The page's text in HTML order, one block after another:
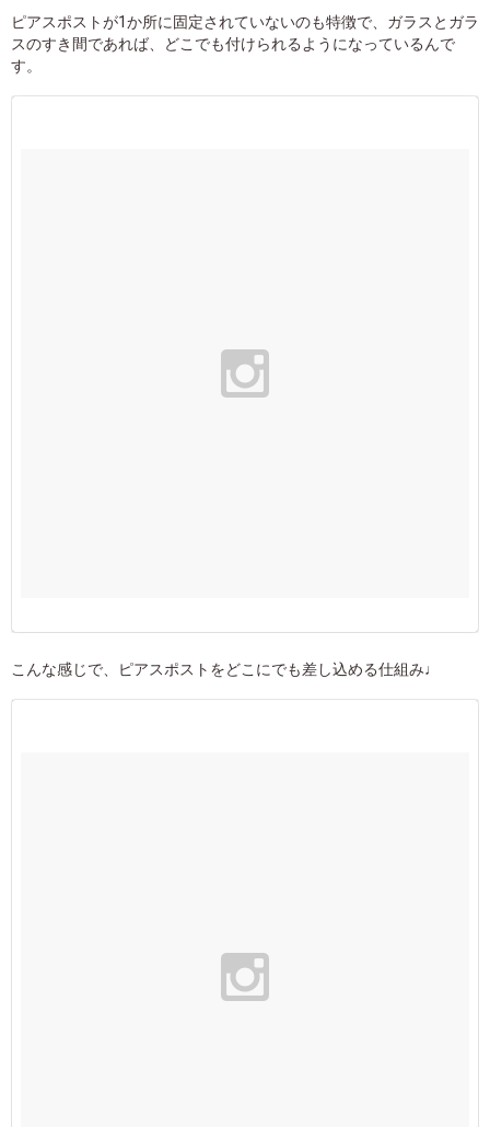
ピアスポストが1か所に固定されていないのも特徴で、ガラスとガラ
スのすき間であれば、どこでも付けられるようになっているんで
す。
こんな感じで、ピアスポストをどこにでも差し込める仕組み♩